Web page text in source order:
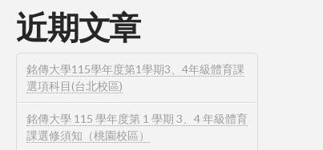
近期文章
銘傳大學115學年度第1學期3、4年級體育課
選項科目(台北校區)
銘傳大學 115 學年度第 1 學期 3、4 年級體育
課選修須知（桃園校區）